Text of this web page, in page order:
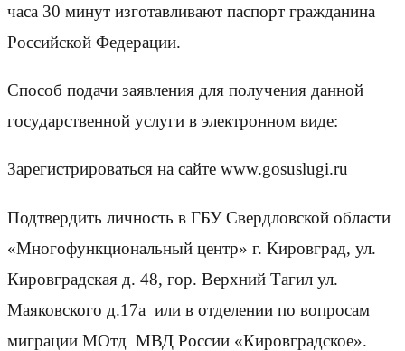
часа 30 минут изготавливают паспорт гражданина
Российской Федерации.
Способ подачи заявления для получения данной
государственной услуги в электронном виде:
Зарегистрироваться на сайте www.gosuslugi.ru
Подтвердить личность в ГБУ Свердловской области
«Многофункциональный центр» г. Кировград, ул.
Кировградская д. 48, гор. Верхний Тагил ул.
Маяковского д.17а или в отделении по вопросам
миграции МОтд МВД России «Кировградское».